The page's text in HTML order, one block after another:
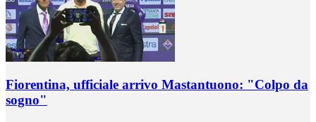
Fiorentina, ufficiale arrivo Mastantuono: "Colpo da
sogno"